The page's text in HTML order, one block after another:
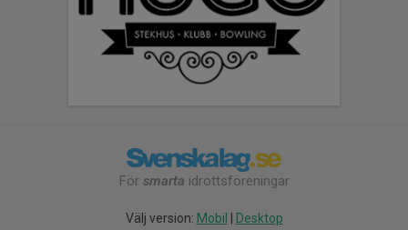
För smarta idrottsföreningar
Välj version: Mobil Desktop